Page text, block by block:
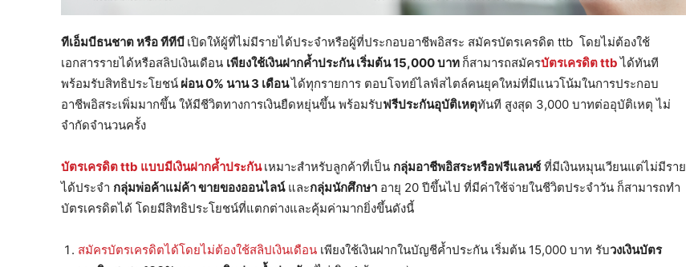
ทีเอ็มบีธนชาต หรือ ทีทีบี เปิดให้ผู้ที่ไม่มีรายได้ประจำหรือผู้ที่ประกอบอาชีพอิสระ สมัครบัตรเครดิต ttb โดยไม่ต้องใช้
เอกสารรายได้หรือสลิปเงินเดือน เพียงใช้เงินฝากค้ำประกัน เริ่มต้น15,000 บาท ก็สามารถสมัครบัตรเครดิตttbได้ทันที
พร้อมรับสิทธิประโยชน์ ผ่อน0% นาน 3 เดือนได้ทุกรายการ ตอบโจทย์ไลฟ์สไตล์คนยุคใหม่ที่มีแนวโน้มในการประกอบ
อาชีพอิสระเพิ่มมากขึ้น ให้มีชีวิตทางการเงินยืดหยุ่นขึ้น พร้อมรับฟรีประกันอุบัติเหตุทันที สูงสุด 3,000 บาทต่ออุบัติเหตุ ไม่
จำกัดจำนวนครั้ง
บัตรเครดิตttb แบบมีเงินฝากค้ำประกัน เหมาะสำหรับลูกค้าที่เป็น กลุ่มอาชีพอิสระหรือฟรีแลนซ์ที่มีเงินหมุนเวียนแต่ไม่มีราย
ได้ประจำ กลุ่มพ่อค้าแม่ค้า ขายของออนไลน์และกลุ่มนักศึกษา อายุ 20 ปีขึ้นไป ที่มีค่าใช้จ่ายในชีวิตประจำวัน ก็สามารถทำ
บัตรเครดิตได้ โดยมีสิทธิประโยชน์ที่แตกต่างและคุ้มค่ามากยิ่งขึ้นดังนี้
สมัครบัตรเครดิตได้โดยไม่ต้องใช้สลิปเงินเดือน เพียงใช้เงินฝากในบัญชีค้ำประกัน เริ่มต้น 15,000 บาท รับวงเงินบัตร